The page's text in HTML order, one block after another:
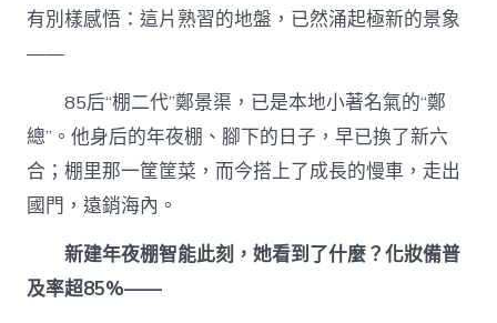
有別樣感悟：這片熟習的地盤，已然涌起極新的景象
——
85后“棚二代”鄭景渠，已是本地小著名氣的“鄭
總”。他身后的年夜棚、腳下的日子，早已換了新六
合；棚里那一筐筐菜，而今搭上了成長的慢車，走出
國門，遠銷海內。
新建年夜棚智能此刻，她看到了什麼？化妝備普
及率超85%——